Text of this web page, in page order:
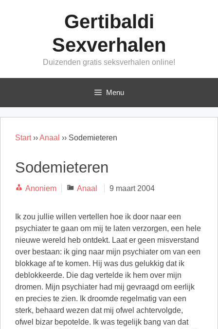
Gertibaldi
Sexverhalen
Duizenden gratis seksverhalen online!
Menu
Start››Anaal ›› Sodemieteren
Sodemieteren
Anoniem Categorieën
Anaal 9 maart 2004
Ik zou jullie willen vertellen hoe ik door naar een
psychiater te gaan om mij te laten verzorgen, een hele
nieuwe wereld heb ontdekt. Laat er geen misverstand
over bestaan: ik ging naar mijn psychiater om van een
blokkage af te komen. Hij was dus gelukkig dat ik
deblokkeerde. Die dag vertelde ik hem over mijn
dromen. Mijn psychiater had mij gevraagd om eerlijk
en precies te zien. Ik droomde regelmatig van een
sterk, behaard wezen dat mij ofwel achtervolgde,
ofwel bizar bepotelde. Ik was tegelijk bang van dat